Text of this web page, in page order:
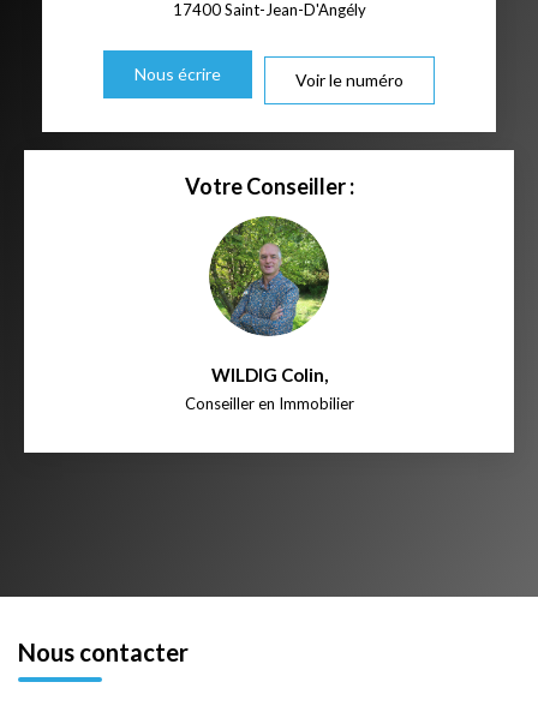
17400Saint-Jean-D'Angély
Nous écrire Voir le numéro
Votre Conseiller :
WILDIG Colin,
Conseiller en Immobilier
Nous contacter